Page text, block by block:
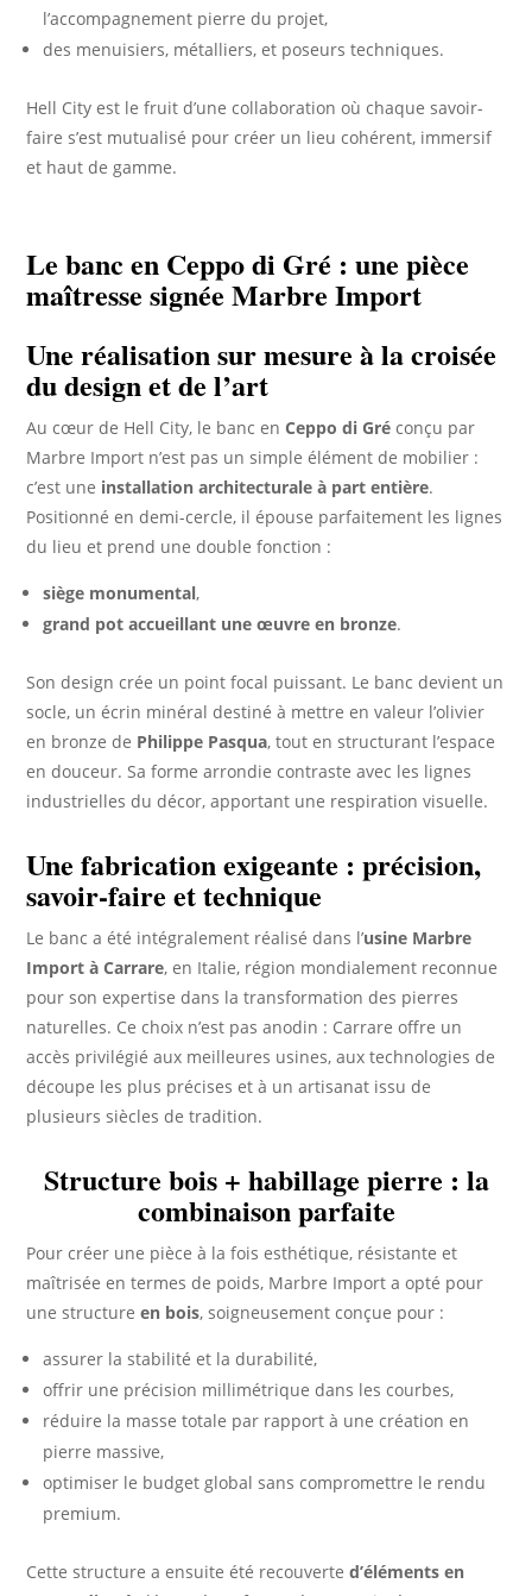
l’accompagnement pierre du projet,
des menuisiers, métalliers, et poseurs techniques.
Hell City est le fruit d’une collaboration où chaque savoir-
faire s’est mutualisé pour créer un lieu cohérent, immersif
et haut de gamme.
Le banc en Ceppo di Gré : une pièce
maîtresse signée Marbre Import
Une réalisation sur mesure à la croisée
du design et de l’art
Au cœur de Hell City, le banc enCeppo di Gré conçu par
Marbre Import n’est pas un simple élément de mobilier :
c’est une installation architecturale à part entière.
Positionné en demi-cercle, il épouse parfaitement les lignes
du lieu et prend une double fonction :
siège monumental,
grand pot accueillant une œuvre en bronze.
Son design crée un point focal puissant. Le banc devient un
socle, un écrin minéral destiné à mettre en valeur l’olivier
en bronze de Philippe Pasqua, tout en structurant l’espace
en douceur. Sa forme arrondie contraste avec les lignes
industrielles du décor, apportant une respiration visuelle.
Une fabrication exigeante : précision,
savoir-faire et technique
Le banc a été intégralement réalisé dans l’usine Marbre
Import à Carrare, en Italie, région mondialement reconnue
pour son expertise dans la transformation des pierres
naturelles. Ce choix n’est pas anodin : Carrare offre un
accès privilégié aux meilleures usines, aux technologies de
découpe les plus précises et à un artisanat issu de
plusieurs siècles de tradition.
Structure bois + habillage pierre : la
combinaison parfaite
Pour créer une pièce à la fois esthétique, résistante et
maîtrisée en termes de poids, Marbre Import a opté pour
une structureen bois, soigneusement conçue pour :
assurer la stabilité et la durabilité,
offrir une précision millimétrique dans les courbes,
réduire la masse totale par rapport à une création en
pierre massive,
optimiser le budget global sans compromettre le rendu
premium.
Cette structure a ensuite été recouverted’éléments en